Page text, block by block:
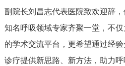
副院长刘昌志代表医院致欢迎辞
知名呼吸领域专家齐聚一堂，不
的学术交流平台，更希望通过经
诊疗提供新思路、新方法，助力